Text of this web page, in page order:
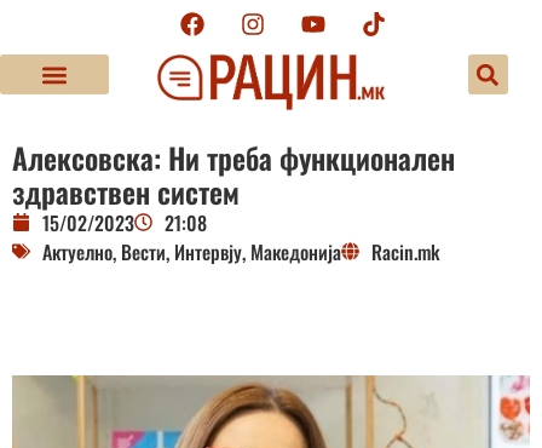
Алексовска: Ни треба функционален
здравствен систем
15/02/2023
21:08
Актуелно, Вести, Интервју, Македонија Racin.mk